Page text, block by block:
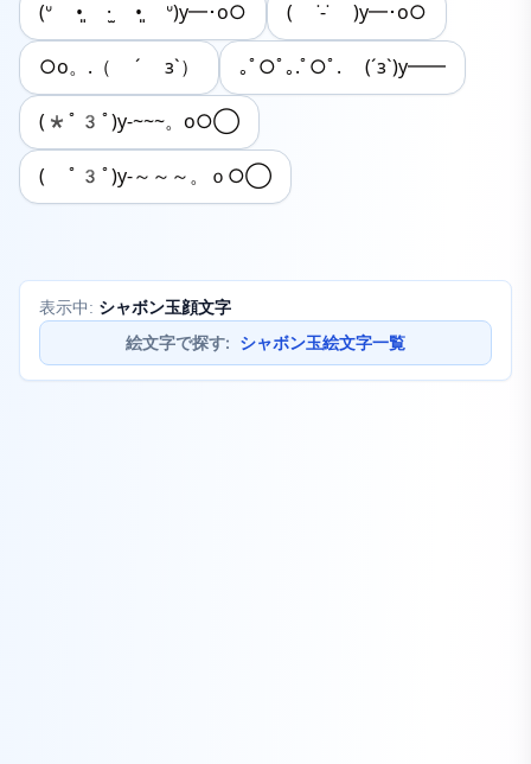
(ᐡ •͈ ·̫ •͈ ᐡ)y━･o○ ( ˙-˙ )y━･o○
○o。.（ ´ з`） ｡ﾟ○ﾟ｡.ﾟ○ﾟ. (´з`)y━━
(*ﾟ3ﾟ)y-~~~。o○◯
( ﾟ3ﾟ)y-～～～。ｏ○◯
表示中: シャボン玉顔文字
絵文字で探す: シャボン玉絵文字一覧